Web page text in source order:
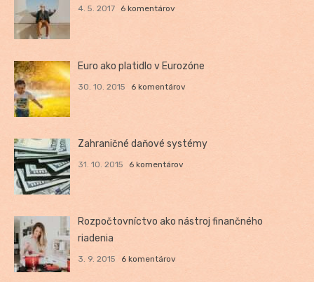
4. 5. 2017 6 komentárov
Euro ako platidlo v Eurozóne
30. 10. 2015 6 komentárov
Zahraničné daňové systémy
31. 10. 2015 6 komentárov
Rozpočtovníctvo ako nástroj finančného
riadenia
3. 9. 2015 6 komentárov